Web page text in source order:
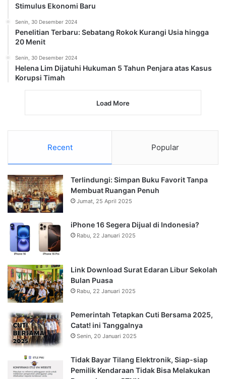
Stimulus Ekonomi Baru
Senin, 30 Desember 2024
Penelitian Terbaru: Sebatang Rokok Kurangi Usia hingga
20 Menit
Senin, 30 Desember 2024
Helena Lim Dijatuhi Hukuman 5 Tahun Penjara atas Kasus
Korupsi Timah
Load More
Recent Popular
Terlindungi: Simpan Buku Favorit Tanpa
Membuat Ruangan Penuh
Jumat, 25 April 2025
iPhone 16 Segera Dijual di Indonesia?
Rabu, 22 Januari 2025
Link Download Surat Edaran Libur Sekolah
Bulan Puasa
Rabu, 22 Januari 2025
Pemerintah Tetapkan Cuti Bersama 2025,
Catat! ini Tanggalnya
Senin, 20 Januari 2025
Tidak Bayar Tilang Elektronik, Siap-siap
Pemilik Kendaraan Tidak Bisa Melakukan